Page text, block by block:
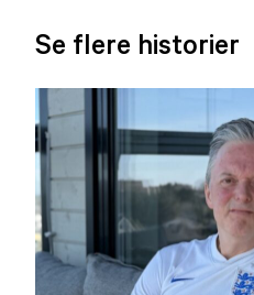
Se flere historier